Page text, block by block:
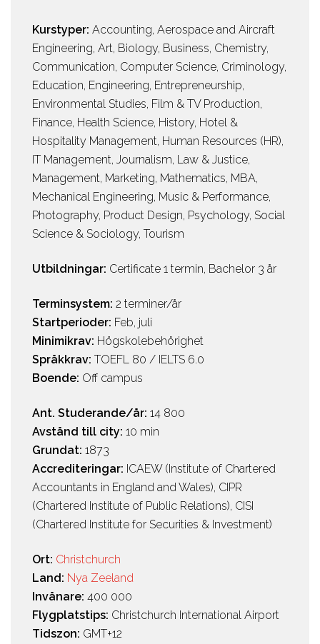
Kurstyper: Accounting, Aerospace and Aircraft
Engineering, Art, Biology, Business, Chemistry,
Communication, Computer Science, Criminology,
Education, Engineering, Entrepreneurship,
Environmental Studies, Film & TV Production,
Finance, Health Science, History, Hotel &
Hospitality Management, Human Resources (HR),
IT Management, Journalism, Law & Justice,
Management, Marketing, Mathematics, MBA,
Mechanical Engineering, Music & Performance,
Photography, Product Design, Psychology, Social
Science & Sociology, Tourism
Utbildningar: Certificate 1 termin, Bachelor 3 år
Terminsystem: 2 terminer/år
Startperioder: Feb, juli
Minimikrav: Högskolebehörighet
Språkkrav: TOEFL 80 / IELTS 6.0
Boende: Off campus
Ant. Studerande/år: 14 800
Avstånd till city: 10 min
Grundat: 1873
Accrediteringar: ICAEW (Institute of Chartered
Accountants in England and Wales), CIPR
(Chartered Institute of Public Relations), CISI
(Chartered Institute for Securities & Investment)
Ort: Christchurch
Land: Nya Zeeland
Invånare: 400 000
Flygplatstips: Christchurch International Airport
Tidszon: GMT+12